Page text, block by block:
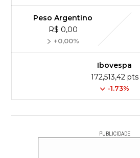
Peso Argentino
R$ 0,00
+0,00%
Ibovespa
172,513,42 pts
-1.73%
PUBLICIDADE